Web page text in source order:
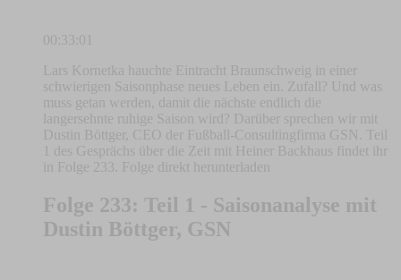
00:33:01
Lars Kornetka hauchte Eintracht Braunschweig in einer
schwierigen Saisonphase neues Leben ein. Zufall? Und was
muss getan werden, damit die nächste endlich die
langersehnte ruhige Saison wird? Darüber sprechen wir mit
Dustin Böttger, CEO der Fußball-Consultingfirma GSN. Teil
1 des Gesprächs über die Zeit mit Heiner Backhaus findet ihr
in Folge 233. Folge direkt herunterladen
Folge 233: Teil 1 - Saisonanalyse mit
Dustin Böttger, GSN